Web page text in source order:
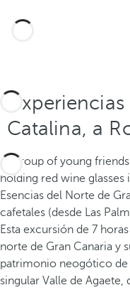
Catalina, a
Esencias del Norte de
cafetales (desde Las
Esta excursión de 7
norte de Gran Canaria y
patrimonio neogótico de
singular Valle de